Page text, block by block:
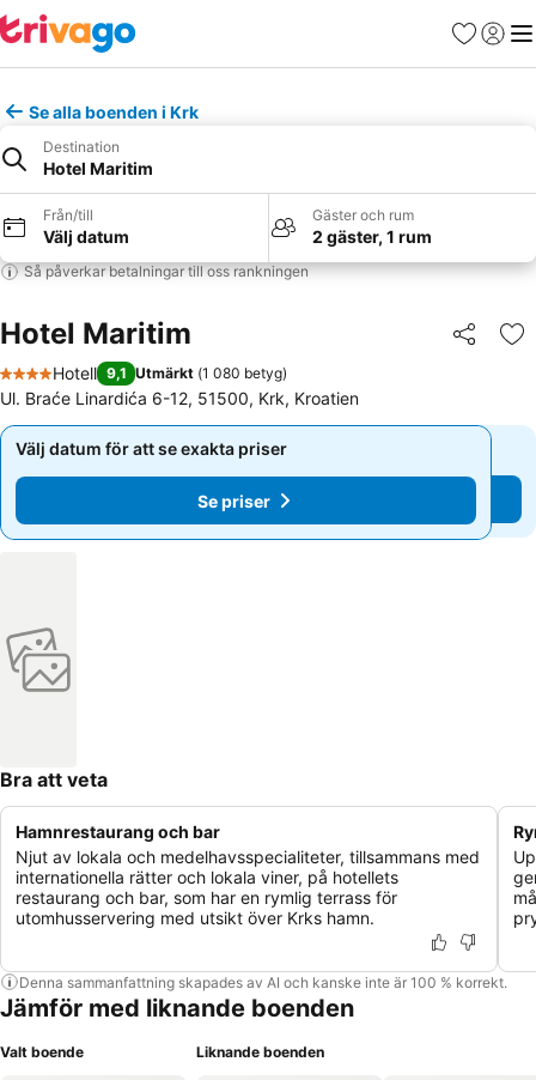
Favoriter
Logga
Se alla boenden i Krk
Destination
Hotel Maritim
Från/till
Välj datum
Gäster och rum
2 gäster, 1 rum
Så påverkar betalningar till oss rankningen
Hotel Maritim Dela
4 Stjärnor
Hotell 9,1 Utmärkt (1 080 betyg)
Ul. Braće Linardića 6-12, 51500, Krk, Kroatien
Välj datum för att se exakta priser
Se priser
Välj datum för att se exakta priser
Se priser
Bra att veta
Hamnrestaurang och bar
Njut av lokala och medelhavsspecialiteter, tillsammans med
internationella rätter och lokala viner, på hotellets
restaurang och bar, som har en rymlig terrass för
utomhusservering med utsikt över Krks hamn.
Denna sammanfattning skapades av AI och kanske inte är 100 % korrekt.
Jämför med liknande boenden
Valt boende Liknande boenden